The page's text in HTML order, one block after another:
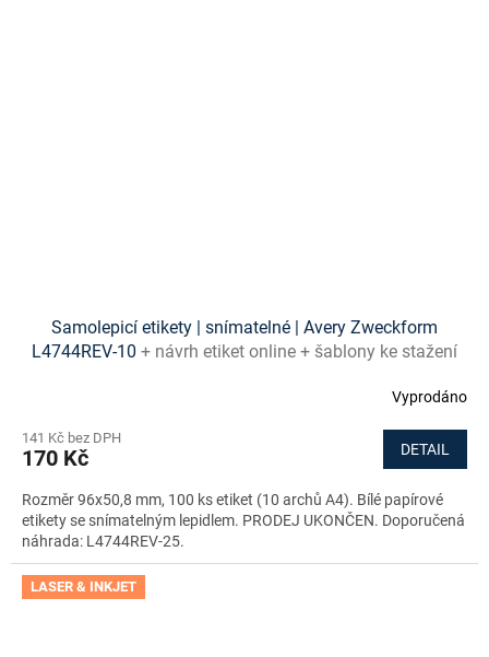
Samolepicí etikety | snímatelné | Avery Zweckform
L4744REV-10 + návrh etiket online + šablony ke stažení
Vyprodáno
141 Kč bez DPH
170 Kč DETAIL
Rozměr 96x50,8 mm, 100 ks etiket (10 archů A4). Bílé papírové
etikety se snímatelným lepidlem. PRODEJ UKONČEN. Doporučená
náhrada: L4744REV-25.
LASER & INKJET